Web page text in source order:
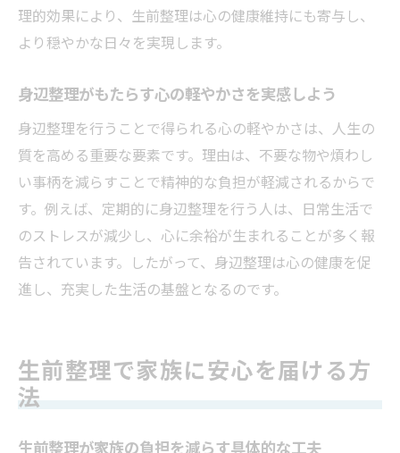
生前整理のメリット・デメリットを理解し
て判断
進め方が不安な時の生前整理無料相談の活
用
生前整理のメリットとデメリットを比較
生前整理のメリットとデメリットを実体験
で比較
生前整理の経済的な利点と注意点を検証す
る
生前整理で得られる安心感と迷いや不安の
め方
理的効果により、生前整理は心の健康維持にも寄与し、
より穏やかな日々を実現します。
身辺整理がもたらす心の軽やかさを実感しよう
身辺整理を行うことで得られる心の軽やかさは、人生の
質を高める重要な要素です。理由は、不要な物や煩わし
い事柄を減らすことで精神的な負担が軽減されるからで
す。例えば、定期的に身辺整理を行う人は、日常生活で
のストレスが減少し、心に余裕が生まれることが多く報
告されています。したがって、身辺整理は心の健康を促
進し、充実した生活の基盤となるのです。
生前整理で家族に安心を届ける方
法
生前整理が家族の負担を減らす具体的な工夫